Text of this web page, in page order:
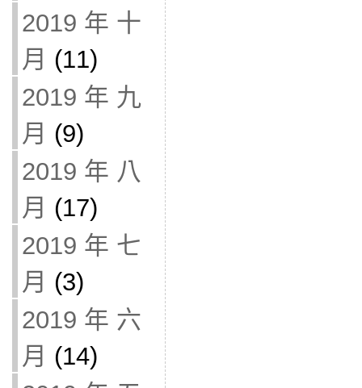
2019 年 十
月 (11)
2019 年 九
月 (9)
2019 年 八
月 (17)
2019 年 七
月 (3)
2019 年 六
月 (14)